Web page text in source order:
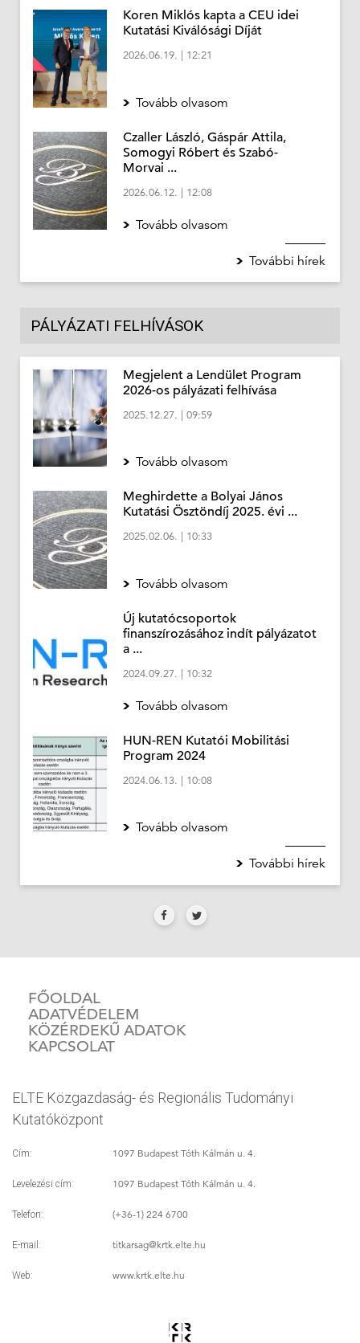
Koren Miklós kapta a CEU idei
Kutatási Kiválósági Díját
2026.06.19. | 12:21
Tovább olvasom
Czaller László, Gáspár Attila,
Somogyi Róbert és Szabó-
Morvai ...
2026.06.12. | 12:08
Tovább olvasom
További hírek
PÁLYÁZATI FELHÍVÁSOK
Megjelent a Lendület Program
2026-os pályázati felhívása
2025.12.27. | 09:59
Tovább olvasom
Meghirdette a Bolyai János
Kutatási Ösztöndíj 2025. évi ...
2025.02.06. | 10:33
Tovább olvasom
Új kutatócsoportok
finanszírozásához indít pályázatot
a ...
2024.09.27. | 10:32
Tovább olvasom
HUN-REN Kutatói Mobilitási
Program 2024
2024.06.13. | 10:08
Tovább olvasom
További hírek
FŐOLDAL
ADATVÉDELEM
KÖZÉRDEKŰ ADATOK
KAPCSOLAT
ELTE Közgazdaság- és Regionális Tudományi
Kutatóközpont
Cím: 1097 Budapest Tóth Kálmán u. 4.
Levelezési cím: 1097 Budapest Tóth Kálmán u. 4.
Telefon: (+36-1) 224 6700
E-mail: titkarsag@krtk.elte.hu
Web: www.krtk.elte.hu